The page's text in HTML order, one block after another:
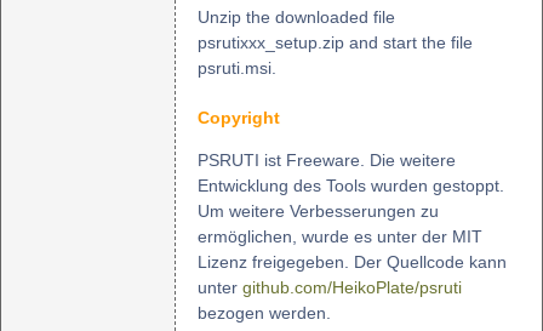
Unzip the downloaded file
psrutixxx_setup.zip and start the file
psruti.msi.
Copyright
PSRUTI ist Freeware. Die weitere
Entwicklung des Tools wurden gestoppt.
Um weitere Verbesserungen zu
ermöglichen, wurde es unter der MIT
Lizenz freigegeben. Der Quellcode kann
unter github.com/HeikoPlate/psruti
bezogen werden.